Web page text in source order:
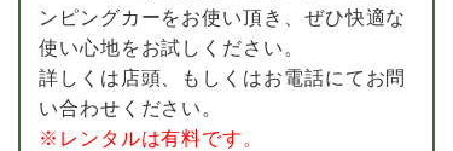
ンピングカーをお使い頂き、ぜひ快適な
使い心地をお試しください。
詳しくは店頭、もしくはお電話にてお問
い合わせください。
※レンタルは有料です。